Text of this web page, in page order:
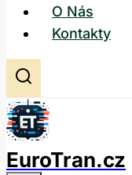
O Nás
Kontakty
EuroTran.cz